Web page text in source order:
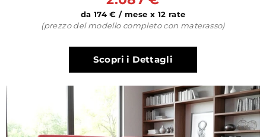
da 174 € / mese x 12 rate
(prezzo del modello completo con materasso)
Scopri i Dettagli